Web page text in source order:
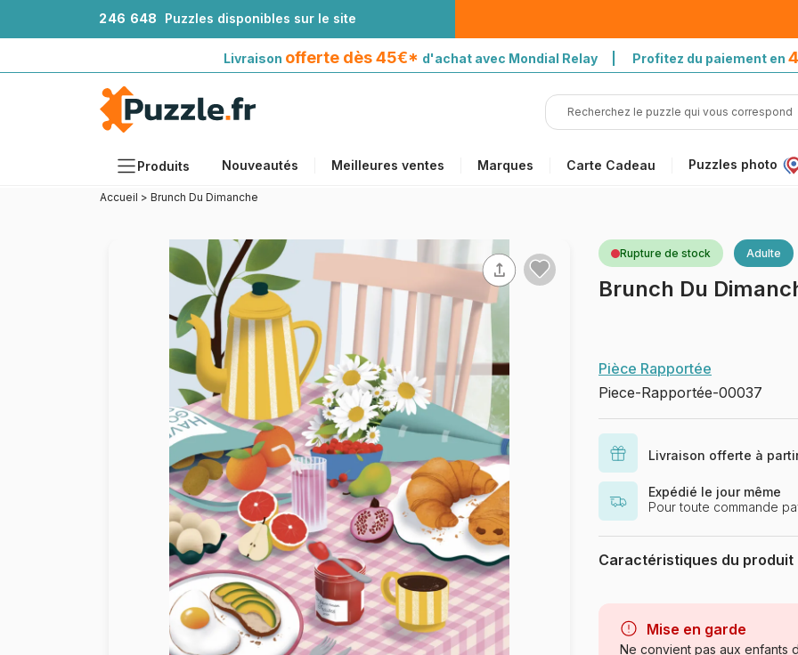
246 648 Puzzles disponibles sur le site
Livraison offerte dès 45€* d'achat avec Mondial Relay | Profitez du paiement en
Produits Nouveautés Meilleures ventes Marques Carte Cadeau Puzzles photo
Accessoires
Puzzles en bois
Peinture au numéro
avec Mondial Relay
Accueil > Brunch Du Dimanche
Rupture de stock Adulte
Brunch Du
Pièce Rapportée
Piece-Rapportée-00037
Livraison offerte à
Expédié le jour même
Pour toute commande
Caractéristiques du produit
Age Mise en garde
Ne convient pas aux enfants